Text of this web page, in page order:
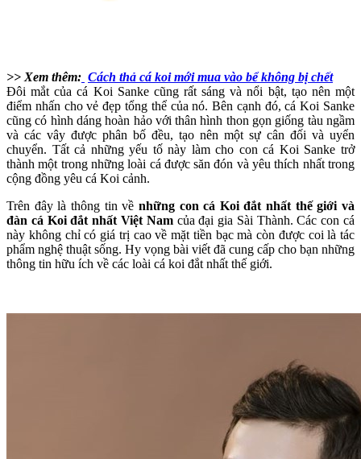
>> Xem thêm: Cách thả cá koi mới mua vào bể không bị chết
Đôi mắt của cá Koi Sanke cũng rất sáng và nổi bật, tạo nên một
điểm nhấn cho vẻ đẹp tổng thể của nó. Bên cạnh đó, cá Koi Sanke
cũng có hình dáng hoàn hảo với thân hình thon gọn giống tàu ngầm
và các vây được phân bố đều, tạo nên một sự cân đối và uyển
chuyển. Tất cả những yếu tố này làm cho con cá Koi Sanke trở
thành một trong những loài cá được săn đón và yêu thích nhất trong
cộng đồng yêu cá Koi cảnh.
Trên đây là thông tin về những con cá Koi đắt nhất thế giới và
đàn cá Koi đắt nhất Việt Nam của đại gia Sài Thành. Các con cá
này không chỉ có giá trị cao về mặt tiền bạc mà còn được coi là tác
phẩm nghệ thuật sống. Hy vọng bài viết đã cung cấp cho bạn những
thông tin hữu ích về các loài cá koi đắt nhất thế giới.